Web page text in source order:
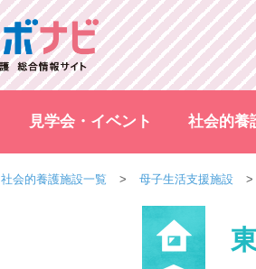
見学会・イベント 社会的養
社会的養護施設一覧 母子生活支援施設